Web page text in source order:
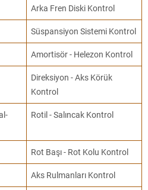
Arka Fren Diski Kontrol
Süspansiyon Sistemi Kontrol
Amortisör - Helezon Kontrol
Direksiyon - Aks Körük
Kontrol
Rotil - Salıncak Kontrol
Rot Başı - Rot Kolu Kontrol
Aks Rulmanları Kontrol